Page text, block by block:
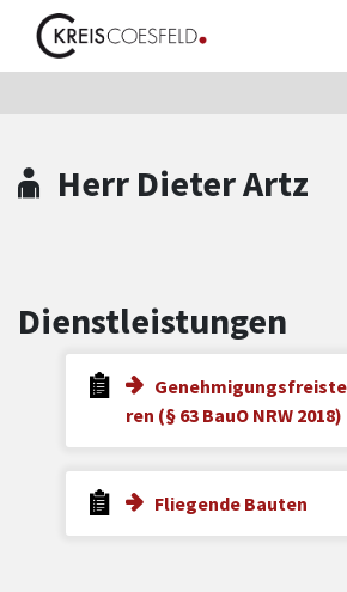
Zum Header
Zum Hauptinhalt
Zum Footer
Zum Hauptinhalt springen
Herr Dieter Artz
Dienstleistungen
ren (§ 63 BauO NRW 2018)
Fliegende Bauten